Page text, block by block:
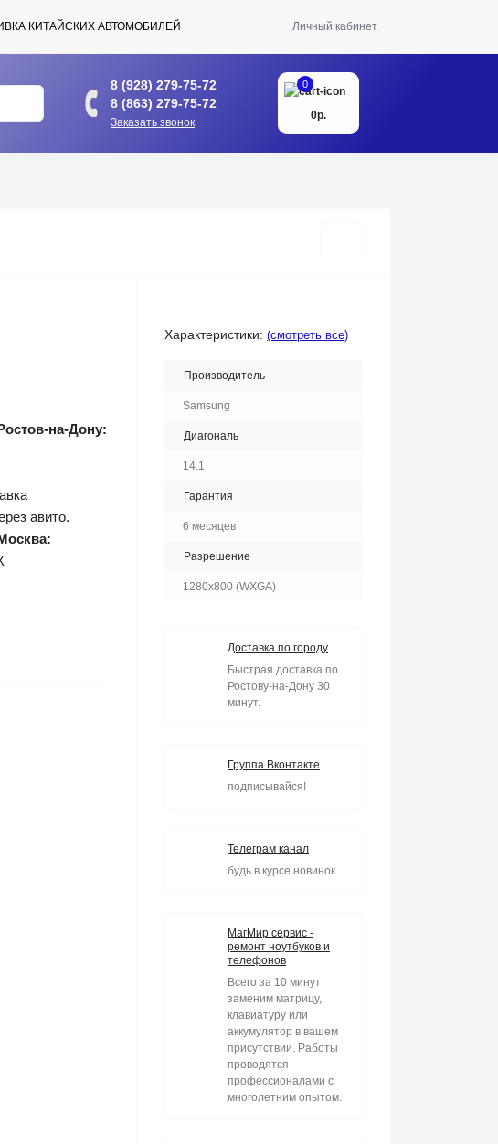
КИТАЙСКИХ АВТОМОБИЛЕЙ Личный кабинет
8 (928) 279-75-72
8 (863) 279-75-72
Заказать звонок
0
0р.
на-Дону:
авито.
Характеристики: (смотреть все)
Производитель
Samsung
Диагональ
14.1
Гарантия
6 месяцев
Разрешение
1280x800 (WXGA)
Доставка по городу
Быстрая доставка по
Ростову-на-Дону 30
минут.
Группа Вконтакте
подписывайся!
Телеграм канал
будь в курсе новинок
МагМир сервис -
ремонт ноутбуков и
телефонов
Всего за 10 минут
заменим матрицу,
клавиатуру или
аккумулятор в вашем
присутствии. Работы
проводятся
профессионалами с
многолетним опытом.